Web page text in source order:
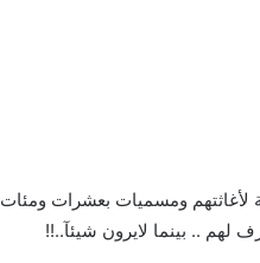
لأغاثتهم ومسميات بعشرات ومئات
لهم .. بينما لايرون شيئآ..!!